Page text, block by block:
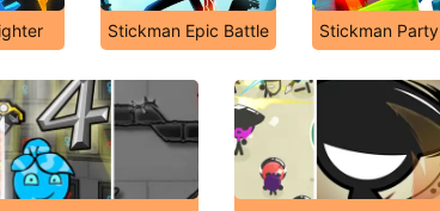
Stickman Epic Battle Stickman Party